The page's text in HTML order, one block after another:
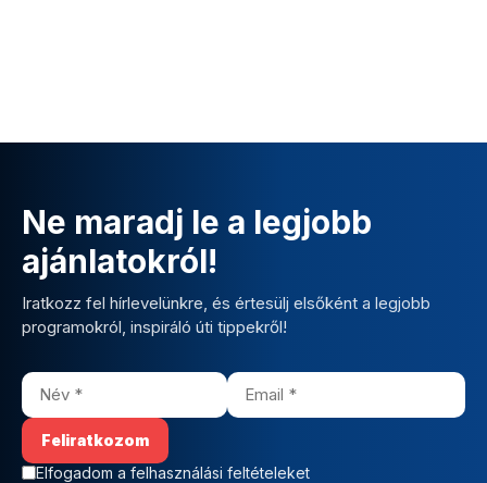
Ne maradj le a legjobb
ajánlatokról!
Iratkozz fel hírlevelünkre, és értesülj elsőként a legjobb
programokról, inspiráló úti tippekről!
Elfogadom a felhasználási feltételeket